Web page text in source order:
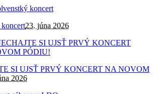
23. júna 2026
SI UJSŤ PRVÝ KONCERT NA NOVOM
2026